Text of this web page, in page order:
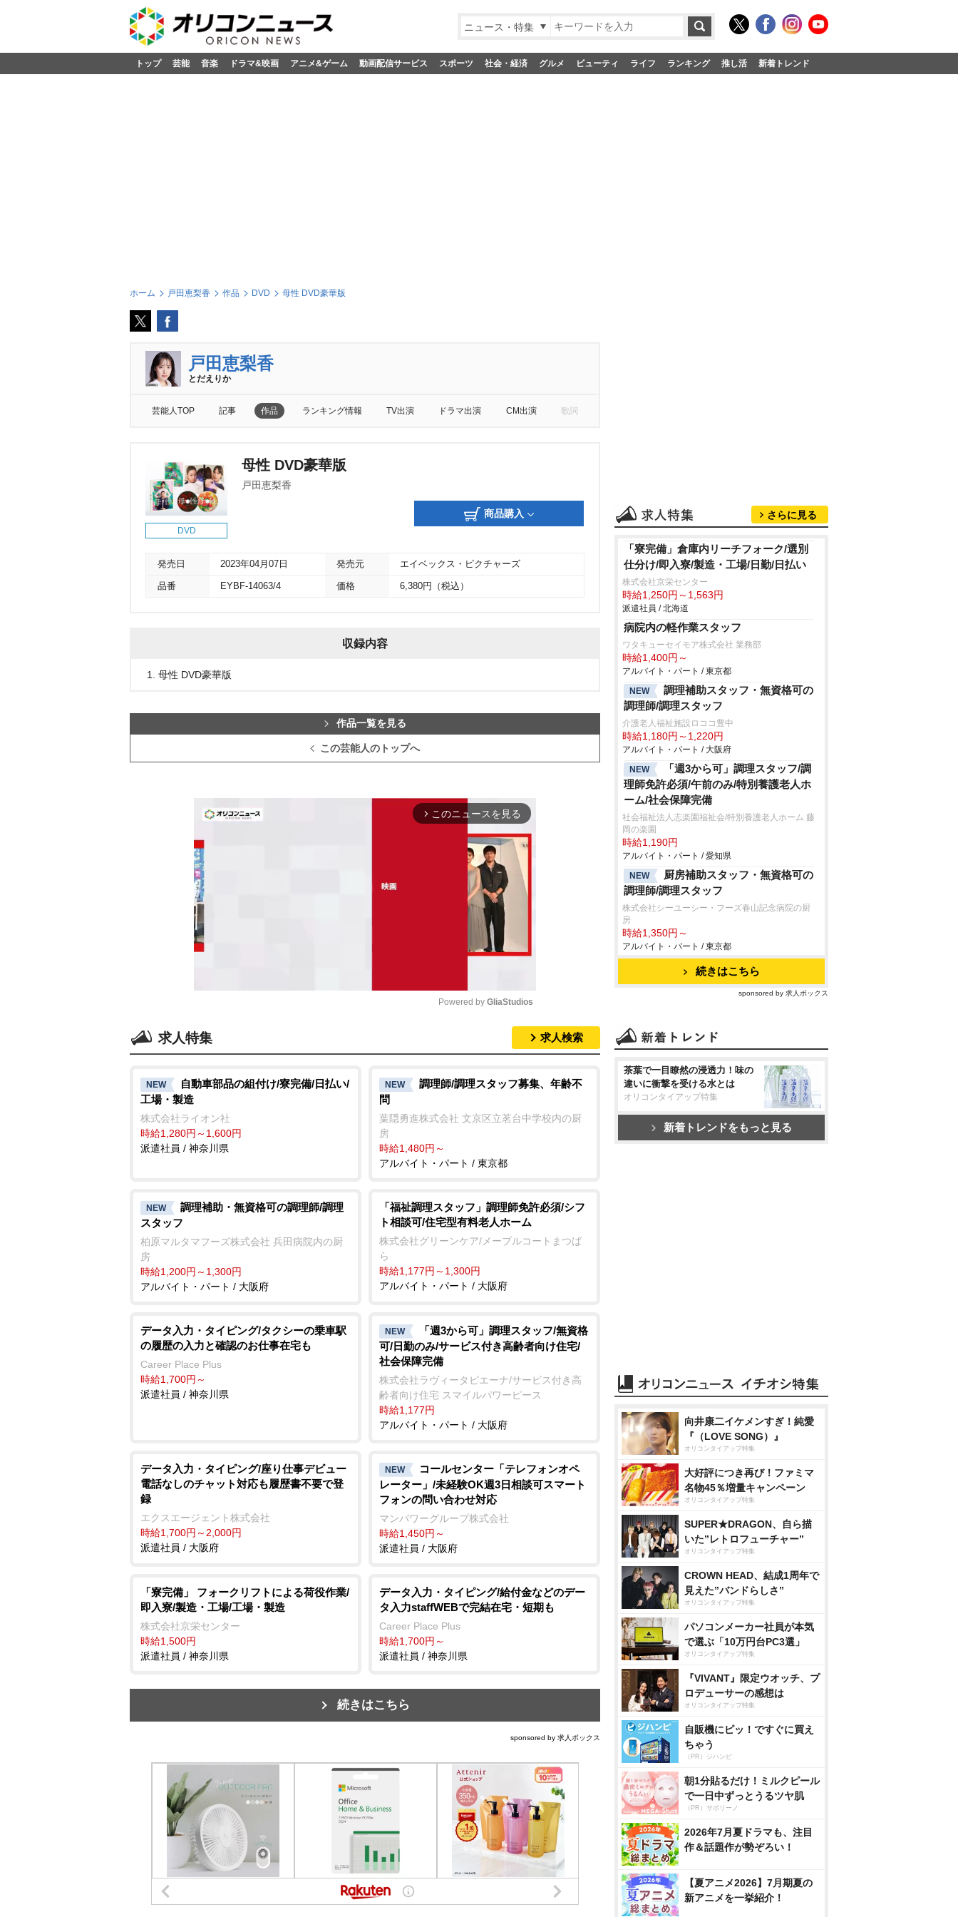
ニュース・特集
トップ 芸能 音楽 ドラマ&映画 アニメ&ゲーム 動画配信サービス スポーツ 社会・経済 グルメ ビューティ ライフ ランキング 推し活 新着トレンド
ホーム 戸田恵梨香 作品 DVD 母性 DVD豪華版
戸田恵梨香
とだえりか
芸能人TOP 記事 作品 ランキング情報 TV出演 ドラマ出演 CM出演 歌詞
DVD
母性 DVD豪華版
戸田恵梨香
商品購入
発売日 2023年04月07日 発売元 エイベックス・ピクチャーズ
品番 EYBF-14063/4 価格 6,380円（税込）
収録内容
1. 母性 DVD豪華版
作品一覧を見る
この芸能人のトップへ
arrow_forward_ios このニュースを見る
t
Powered by GliaStudios
求人特集 求人検索
NEW
自動車部品の組付け/寮完備/日払い/
工場・製造
株式会社ライオン社
時給1,280円～1,600円
派遣社員 / 神奈川県
NEW
調理師/調理スタッフ募集、年齢不
問
葉隠勇進株式会社 文京区立茗台中学校内の厨
房
時給1,480円～
アルバイト・パート / 東京都
NEW
調理補助・無資格可の調理師/調理
スタッフ
柏原マルタマフーズ株式会社 兵田病院内の厨
房
時給1,200円～1,300円
アルバイト・パート / 大阪府
「福祉調理スタッフ」調理師免許必須/シフ
ト相談可/住宅型有料老人ホーム
株式会社グリーンケア/メープルコートまつば
ら
時給1,177円～1,300円
アルバイト・パート / 大阪府
データ入力・タイピング/タクシーの乗車駅
の履歴の入力と確認のお仕事在宅も
Career Place Plus
時給1,700円～
派遣社員 / 神奈川県
NEW
「週3から可」調理スタッフ/無資格
可/日勤のみ/サービス付き高齢者向け住宅/
社会保障完備
株式会社ラヴィータピエーナ/サービス付き高
齢者向け住宅 スマイルパワーピース
時給1,177円
アルバイト・パート / 大阪府
データ入力・タイピング/座り仕事デビュー
電話なしのチャット対応も履歴書不要で登
録
エクスエージェント株式会社
時給1,700円～2,000円
派遣社員 / 大阪府
NEW
コールセンター「テレフォンオペ
レーター」/未経験OK週3日相談可スマート
フォンの問い合わせ対応
マンパワーグループ株式会社
時給1,450円～
派遣社員 / 大阪府
「寮完備」 フォークリフトによる荷役作業/
即入寮/製造・工場/工場・製造
株式会社京栄センター
時給1,500円
派遣社員 / 神奈川県
データ入力・タイピング/給付金などのデー
タ入力staffWEBで完結在宅・短期も
Career Place Plus
時給1,700円～
派遣社員 / 神奈川県
続きはこちら
sponsored by 求人ボックス
さらに見る
「寮完備」倉庫内リーチフォーク/選別
仕分け/即入寮/製造・工場/日勤/日払い
株式会社京栄センター
時給1,250円～1,563円
派遣社員 / 北海道
病院内の軽作業スタッフ
ワタキューセイモア株式会社 業務部
時給1,400円～
アルバイト・パート / 東京都
NEW
調理補助スタッフ・無資格可の
調理師/調理スタッフ
介護老人福祉施設ロココ豊中
時給1,180円～1,220円
アルバイト・パート / 大阪府
NEW
「週3から可」調理スタッフ/調
理師免許必須/午前のみ/特別養護老人ホ
ーム/社会保障完備
社会福祉法人志楽園福祉会/特別養護老人ホーム 藤
岡の楽園
時給1,190円
アルバイト・パート / 愛知県
NEW
厨房補助スタッフ・無資格可の
調理師/調理スタッフ
株式会社シーユーシー・フーズ春山記念病院の厨
房
時給1,350円～
アルバイト・パート / 東京都
続きはこちら
sponsored by 求人ボックス
茶葉で一目瞭然の浸透力！味の
違いに衝撃を受ける水とは
オリコンタイアップ特集
新着トレンドをもっと見る
向井康二イケメンすぎ！純愛
『（LOVE SONG）』
オリコンタイアップ特集
大好評につき再び！ファミマ
名物45％増量キャンペーン
オリコンタイアップ特集
SUPER★DRAGON、自ら描
いた”レトロフューチャー”
オリコンタイアップ特集
CROWN HEAD、結成1周年で
見えた”バンドらしさ”
オリコンタイアップ特集
パソコンメーカー社員が本気
で選ぶ「10万円台PC3選」
オリコンタイアップ特集
『VIVANT』限定ウオッチ、プ
ロデューサーの感想は
オリコンタイアップ特集
自販機にピッ！ですぐに買え
ちゃう
（PR）ジハンピ
朝1分貼るだけ！ミルクピール
で一日中ずっとうるツヤ肌
（PR）サボリーノ
2026年7月夏ドラマも、注目
作＆話題作が勢ぞろい！
【夏アニメ2026】7月期夏の
新アニメを一挙紹介！